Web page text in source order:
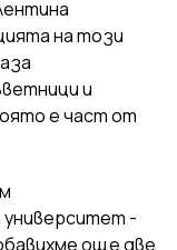
на този
и
е част от
-
още две